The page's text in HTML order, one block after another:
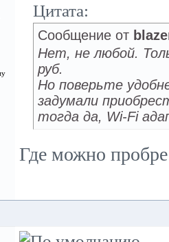
Цитата:
Сообщение от
Нет, не любой.
руб.
Но поверьте
задумали
тогда да, Wi-Fi
Где можно